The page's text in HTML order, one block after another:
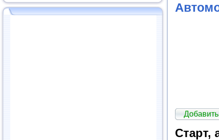
Старт,